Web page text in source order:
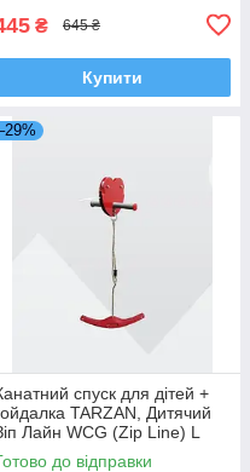
₴ 645 ₴
Купити
спуск для дітей +
TARZAN, Дитячий
Лайн WCG (Zip Line) L
до відправки